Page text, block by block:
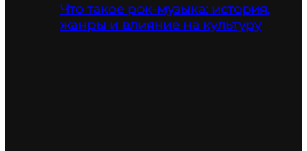
Что такое рок-музыка: история,
жанры и влияние на культуру